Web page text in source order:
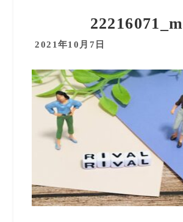
22216071_m
2021年10月7日